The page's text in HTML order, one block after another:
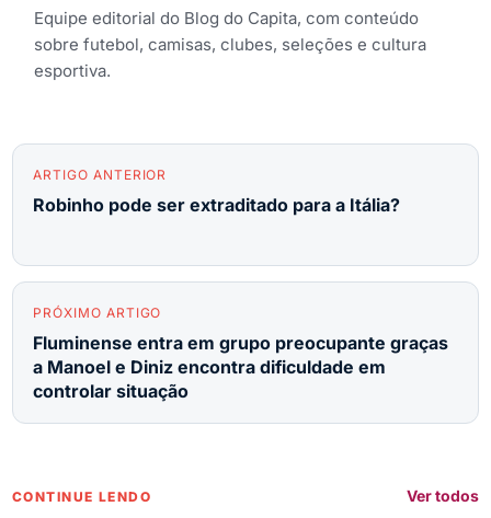
Equipe editorial do Blog do Capita, com conteúdo
sobre futebol, camisas, clubes, seleções e cultura
esportiva.
ARTIGO ANTERIOR
Robinho pode ser extraditado para a Itália?
PRÓXIMO ARTIGO
Fluminense entra em grupo preocupante graças
a Manoel e Diniz encontra dificuldade em
controlar situação
CONTINUE LENDO Ver todos